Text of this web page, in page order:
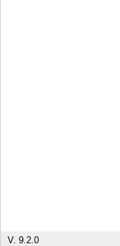
V. 9.2.0